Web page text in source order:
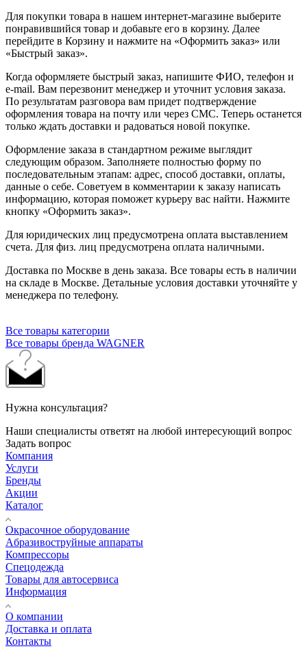
Для покупки товара в нашем интернет-магазине выберите
понравившийся товар и добавьте его в корзину. Далее
перейдите в Корзину и нажмите на «Оформить заказ» или
«Быстрый заказ».
Когда оформляете быстрый заказ, напишите ФИО, телефон и
e-mail. Вам перезвонит менеджер и уточнит условия заказа.
По результатам разговора вам придет подтверждение
оформления товара на почту или через СМС. Теперь останется
только ждать доставки и радоваться новой покупке.
Оформление заказа в стандартном режиме выглядит
следующим образом. Заполняете полностью форму по
последовательным этапам: адрес, способ доставки, оплаты,
данные о себе. Советуем в комментарии к заказу написать
информацию, которая поможет курьеру вас найти. Нажмите
кнопку «Оформить заказ».
Для юридических лиц предусмотрена оплата выставлением
счета. Для физ. лиц предусмотрена оплата наличными.
Доставка по Москве в день заказа. Все товары есть в наличии
на складе в Москве. Детальные условия доставки уточняйте у
менеджера по телефону.
Все товары категории
Все товары бренда WAGNER
Нужна консультация?
Наши специалисты ответят на любой интересующий вопрос
Задать вопрос
Компания
Услуги
Бренды
Акции
Каталог
Окрасочное оборудование
Aбразивоструйные аппараты
Компрессоры
Спецодежда
Товары для автосервиса
Информация
О компании
Доставка и оплата
Контакты